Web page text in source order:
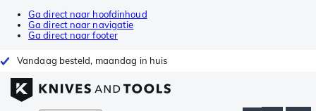
Ga direct naar hoofdinhoud
Ga direct naar navigatie
Ga direct naar footer
Vandaag besteld, maandag in huis